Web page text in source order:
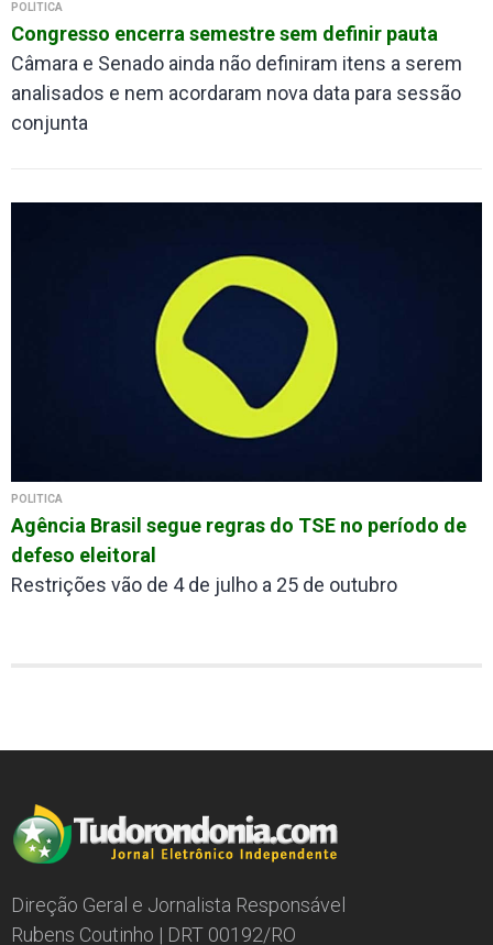
POLÍTICA
Congresso encerra semestre sem definir pauta
Câmara e Senado ainda não definiram itens a serem
analisados e nem acordaram nova data para sessão
conjunta
POLÍTICA
Agência Brasil segue regras do TSE no período de
defeso eleitoral
Restrições vão de 4 de julho a 25 de outubro
Direção Geral e Jornalista Responsável
Rubens Coutinho | DRT 00192/RO